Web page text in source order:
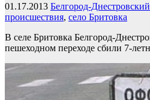
01.17.2013 Белгород-
происшествия, село Бритовка
В селе Бритовка Белгород-
пешеходном переходе сбили 7-